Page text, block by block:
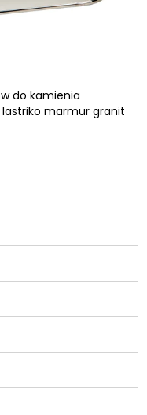
do kamienia
marmur granit